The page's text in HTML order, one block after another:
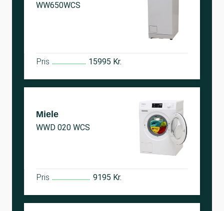
WW650WCS
Pris 15995 Kr.
Miele
WWD 020 WCS
Pris 9195 Kr.